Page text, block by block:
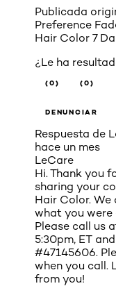
Publicada
Preference
Hair Color 7
¿Le ha
(0) (0)
DENUNCIAR
Respuesta de
hace un mes
LeCare
Hi. Thank you
sharing your
Hair Color.
what you were
Please call us
5:30pm, ET
#47145606.
when you call.
from you!